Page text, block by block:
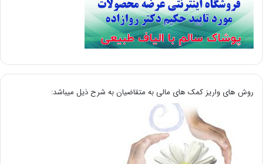
روش های واریز کمک های مالی به متقاضیان به شرح ذیل میباشد: